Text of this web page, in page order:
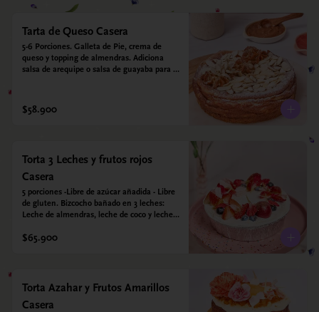
Tarta de Queso Casera
5-6 Porciones. Galleta de Pie, crema de
queso y topping de almendras. Adiciona
salsa de arequipe o salsa de guayaba para
$58.900
Torta 3 Leches y frutos rojos
Casera
5 porciones -Libre de azúcar añadida - Libre
de gluten. Bizcocho bañado en 3 leches:
Leche de almendras, leche de coco y leche
de arroz, harina de quinoa, huevo, leche de
*contiene un derivado de proteína láctea
conocido como caseína. Topping: Fresas y
Arándanos.
$65.900
Torta Azahar y Frutos Amarillos
Casera